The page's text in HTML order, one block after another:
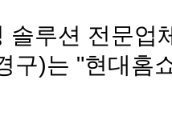
솔루션 전문업
구)는 "현대홈